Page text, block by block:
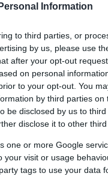
Information
to third parties, or
by us, please use
after your opt-out
on personal
to your opt-out. You
by third parties on
be disclosed by us to
disclose it to other third
one or more Google
visit or usage
tags to use your data